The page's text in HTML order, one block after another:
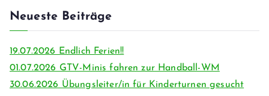
Neueste Beiträge
19.07.2026 Endlich Ferien!!
01.07.2026 GTV-Minis fahren zur Handball-WM
30.06.2026 Übungsleiter/in für Kinderturnen gesucht